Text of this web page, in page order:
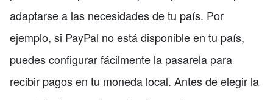
adaptarse a las necesidades de tu país. Por
ejemplo, si PayPal no está disponible en tu país,
puedes configurar fácilmente la pasarela para
recibir pagos en tu moneda local. Antes de elegir la